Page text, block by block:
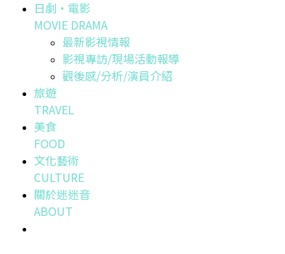
日劇・電影
MOVIE DRAMA
最新影視情報
影視專訪/現場活動報導
觀後感/分析/演員介紹
旅遊
TRAVEL
美食
FOOD
文化藝術
CULTURE
關於迷迷音
ABOUT